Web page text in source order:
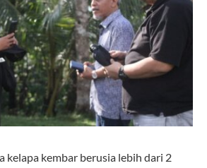
kelapa kembar berusia lebih dari 2